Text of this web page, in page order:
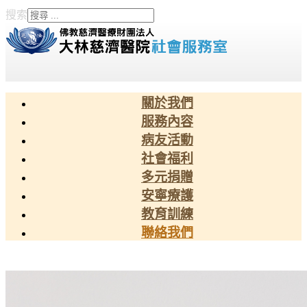
搜索
Type 2 or more characters
for results.
關於我們
服務內容
病友活動
社會福利
多元捐贈
安寧療護
教育訓練
聯絡我們